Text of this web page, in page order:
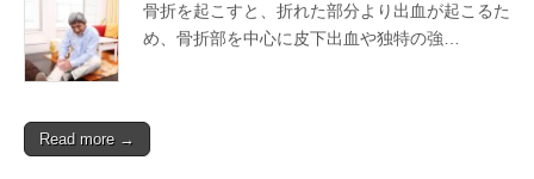
骨折を起こすと、折れた部分より出血が起こるた
め、骨折部を中心に皮下出血や独特の強…
Read more →